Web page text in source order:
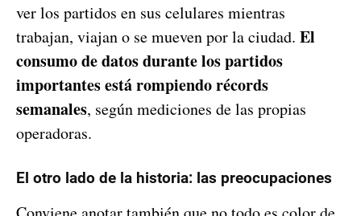
ver los partidos en sus celulares mientras
trabajan, viajan o se mueven por la ciudad. El
consumo de datos durante los partidos
importantes está rompiendo récords
semanales, según mediciones de las propias
operadoras.
El otro lado de la historia: las preocupaciones